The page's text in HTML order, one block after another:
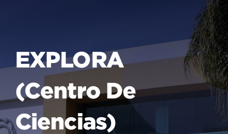
EXPLORA
(centro De
Ciencias)